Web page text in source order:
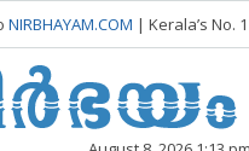
NIRBHAYAM.COM | Kerala’s No.